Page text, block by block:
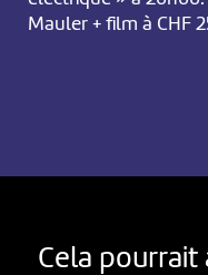
Mauler + film à CHF
Cela pourrait